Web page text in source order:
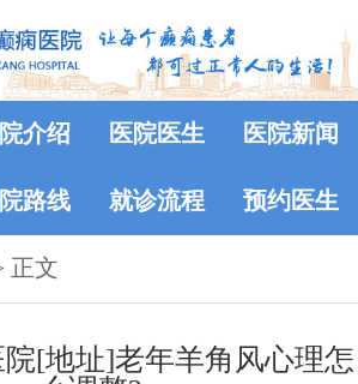
介绍 医院医生 医院新闻
路线 就诊流程 预约医生
正文
[地址]老年羊角风心理怎